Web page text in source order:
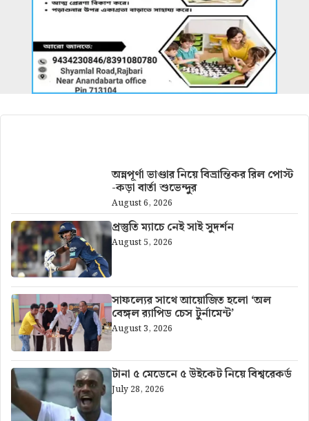
অন্নপূর্ণা ভাণ্ডার নিয়ে বিভ্রান্তিকর রিল পোস্ট
-কড়া বার্তা শুভেন্দুর
August 6, 2026
প্রস্তুতি ম্যাচে নেই সাই সুদর্শন
August 5, 2026
সাফল্যের সাথে আয়োজিত হলো ‘অল
বেঙ্গল র‍্যাপিড চেস টুর্নামেন্ট’
August 3, 2026
টানা ৫ মেডেনে ৫ উইকেট নিয়ে বিশ্বরেকর্ড
July 28, 2026